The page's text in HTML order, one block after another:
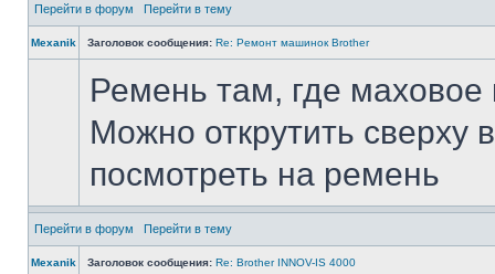
Перейти в форум Перейти в тему
Mexanik Заголовок сообщения: Re: Ремонт машинок Brother
Ремень там, где маховое
Можно открутить сверху
посмотреть на ремень
Перейти в форум Перейти в тему
Mexanik Заголовок сообщения: Re: Brother INNOV-IS 4000